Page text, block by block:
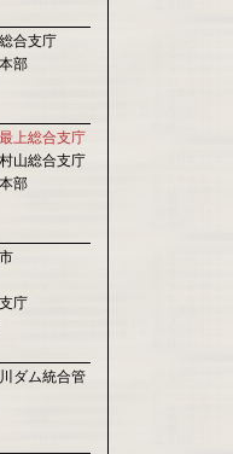
合支庁
部
上総合支庁
山総合支庁
部
庁
ダム統合管